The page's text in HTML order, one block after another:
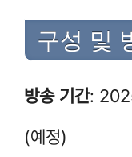
구성 및
방송 기간:
(예정)